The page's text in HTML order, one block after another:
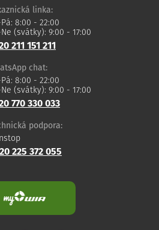
linka:
Pá: 8:00 - 22:00
(svátky): 9:00 - 17:00
211 151 211
chat:
Pá: 8:00 - 22:00
(svátky): 9:00 - 17:00
770 330 033
podpora:
225 372 055